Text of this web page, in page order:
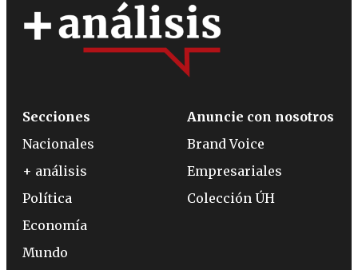
Secciones
Nacionales
+ análisis
Política
Economía
Mundo
Anuncie con nosotros
Brand Voice
Empresariales
Colección ÚH